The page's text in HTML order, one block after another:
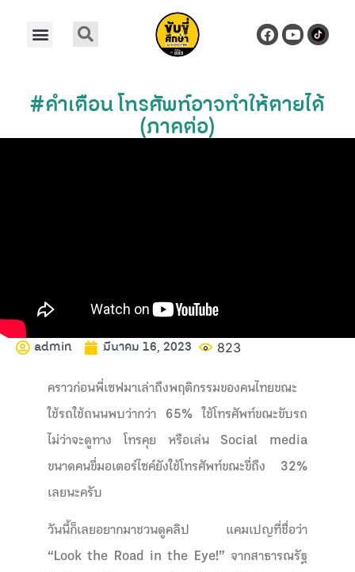
#คำเตือน โทรศัพท์อาจทำให้ตายได้
(ภาคต่อ)
admin มีนาคม 16, 2023 823
คราวก่อนพี่เซฟมาเล่าถึงพฤติกรรมของคนไทยขณะ
ใช้รถใช้ถนนพบว่ากว่า 65% ใช้โทรศัพท์ขณะขับรถ
ไม่ว่าจะดูทาง โทรคุย หรือเล่น Social media
ขนาดคนขี่มอเตอร์ไซค์ยังใช้โทรศัพท์ขณะขี่ถึง 32%
เลยนะครับ
วันนี้ก็เลยอยากมาชวนดูคลิป แคมเปญที่ชื่อว่า
“Look the Road in the Eye!” จากสาธารณรัฐ